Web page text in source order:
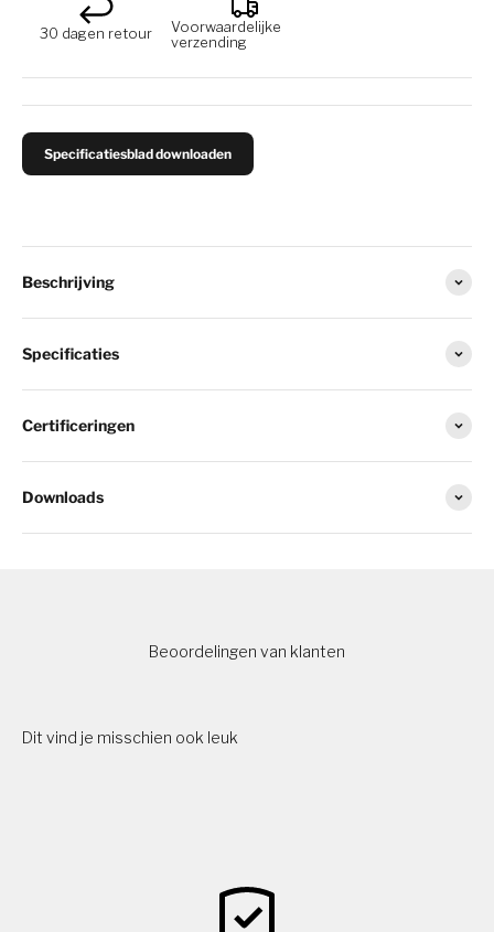
30 dagen retour
Voorwaardelijke
verzending
Specificatiesblad downloaden
Beschrijving
Specificaties
Certificeringen
Downloads
Beoordelingen van klanten
Dit vind je misschien ook leuk